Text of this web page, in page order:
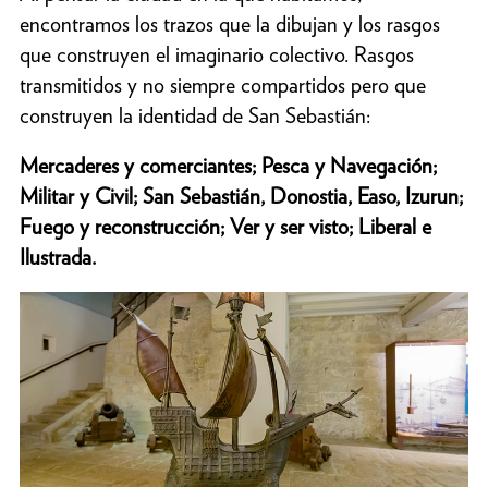
encontramos los trazos que la dibujan y los rasgos
que construyen el imaginario colectivo. Rasgos
transmitidos y no siempre compartidos pero que
construyen la identidad de San Sebastián:
Mercaderes y comerciantes; Pesca y Navegación;
Militar y Civil; San Sebastián, Donostia, Easo, Izurun;
Fuego y reconstrucción; Ver y ser visto; Liberal e
Ilustrada.